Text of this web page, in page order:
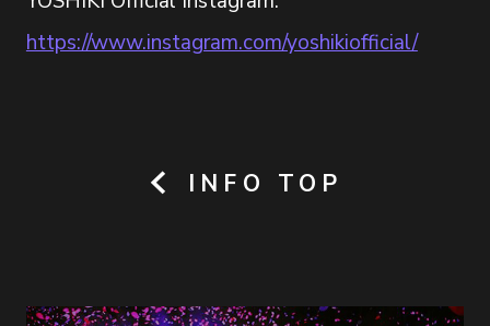
https://www.instagram.com/yoshikiofficial/
INFO TOP